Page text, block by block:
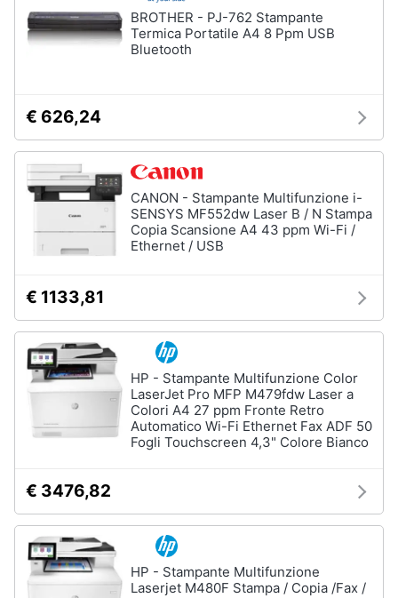
BROTHER - PJ-762 Stampante
Termica Portatile A4 8 Ppm USB
Bluetooth
€ 626,24
CANON - Stampante Multifunzione i-
SENSYS MF552dw Laser B / N Stampa
Copia Scansione A4 43 ppm Wi-Fi /
Ethernet / USB
€ 1133,81
HP - Stampante Multifunzione Color
LaserJet Pro MFP M479fdw Laser a
Colori A4 27 ppm Fronte Retro
Automatico Wi-Fi Ethernet Fax ADF 50
Fogli Touchscreen 4,3" Colore Bianco
€ 3476,82
HP - Stampante Multifunzione
Laserjet M480F Stampa / Copia /Fax /